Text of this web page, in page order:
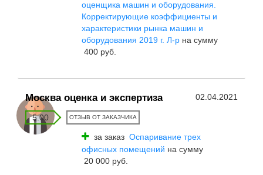
оценщика машин и оборудования.
Корректирующие коэффициенты и
характеристики рынка машин и
оборудования 2019 г. Л-р на сумму
400 руб.
Москва оценка и экспертиза 02.04.2021
5.00 ОТЗЫВ ОТ ЗАКАЗЧИКА
за заказ Оспаривание трех
офисных помещений на сумму
20 000 руб.